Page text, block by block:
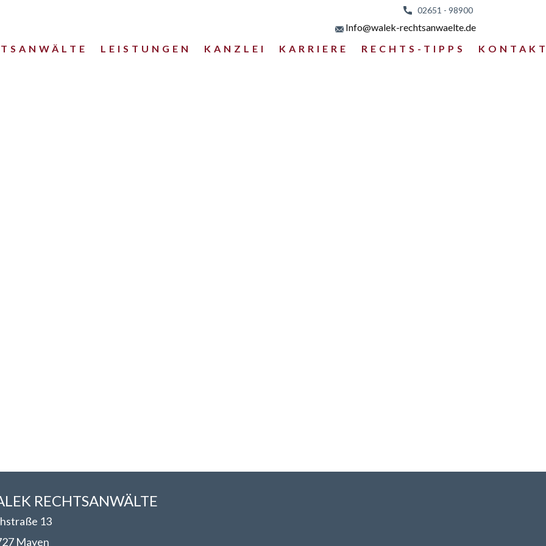
02651 - 98900
LEISTUNGEN KANZLEI KARRIERE RECHTS-TIPPS
Info@walek-rechtsanwaelte.de
RECHTSANWÄLT​​E
13
Mayen